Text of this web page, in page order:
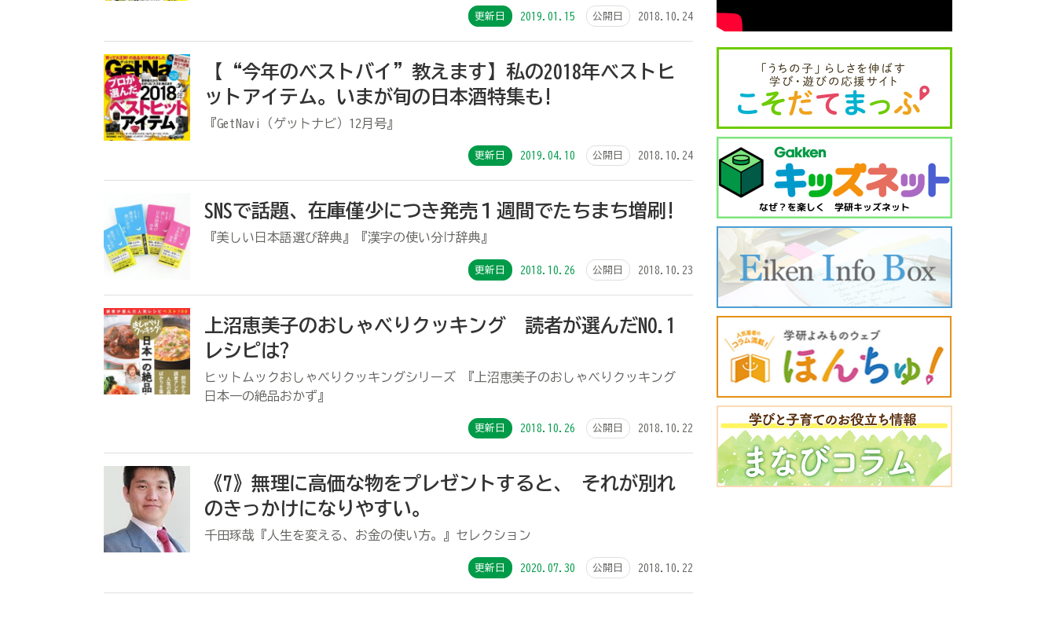
更新日 2019.01.15 公開日 2018.10.24
【“今年のベストバイ”教えます】私の2018年ベストヒ
ットアイテム。いまが旬の日本酒特集も!
『GetNavi（ゲットナビ）12月号』
更新日 2019.04.10 公開日 2018.10.24
SNSで話題、在庫僅少につき発売１週間でたちまち増刷!
『美しい日本語選び辞典』『漢字の使い分け辞典』
更新日 2018.10.26 公開日 2018.10.23
上沼恵美子のおしゃべりクッキング 読者が選んだNO.1
レシピは?
ヒットムックおしゃべりクッキングシリーズ 『上沼恵美子のおしゃべりクッキング
日本一の絶品おかず』
更新日 2018.10.26 公開日 2018.10.22
《7》無理に高価な物をプレゼントすると、 それが別れ
のきっかけになりやすい。
千田琢哉『人生を変える、お金の使い方。』セレクション
更新日 2020.07.30 公開日 2018.10.22